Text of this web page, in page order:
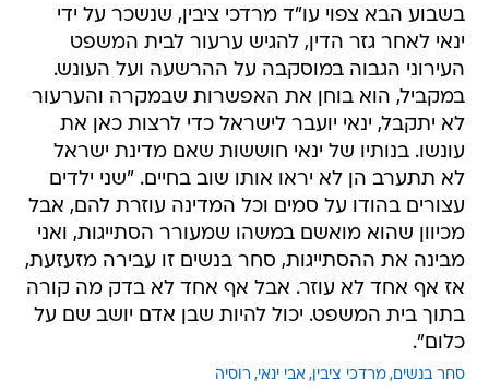
העירוני הגבוה במוסקבה על ההרשעה ועל העונש.
במקביל, הוא בוחן את האפשרות שבמקרה והערעור
לא יתקבל, ינאי יועבר לישראל כדי לרצות כאן את
עונשו. בנותיו של ינאי חוששות שאם מדינת ישראל
לא תתערב הן לא יראו אותו שוב בחיים. "שני ילדים
עצורים בהודו על סמים וכל המדינה עוזרת להם, אבל
מכיוון שהוא מואשם במשהו שמעורר הסתייגות, ואני
מבינה את ההסתייגות, סחר בנשים זו עבירה מזעזעת,
אז אף אחד לא עוזר. אבל אף אחד לא בדק מה קורה
בתוך בית המשפט. יכול להיות שבן אדם יושב שם על
כלום".
סחר בנשים מרדכי ציבין אבי ינאי רוסיה